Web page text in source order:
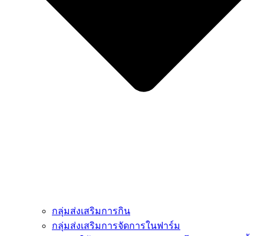
กลุ่มส่งเสริมการกิน
กลุ่มส่งเสริมการจัดการในฟาร์ม